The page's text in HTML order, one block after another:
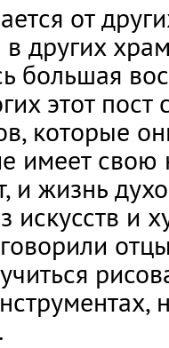
от
других
большая
этот пост
которые
имеет свою
и жизнь
искусств и